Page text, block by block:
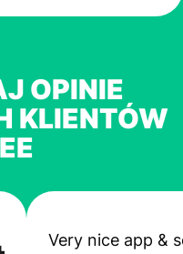
OPINIE
KLIENTÓW
Very nice app &